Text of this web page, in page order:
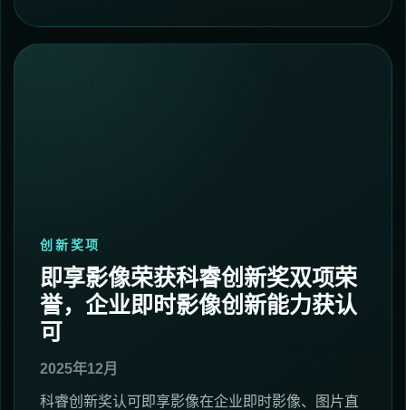
创新奖项
即享影像荣获科睿创新奖双项荣
誉，企业即时影像创新能力获认
可
2025年12月
科睿创新奖认可即享影像在企业即时影像、图片直